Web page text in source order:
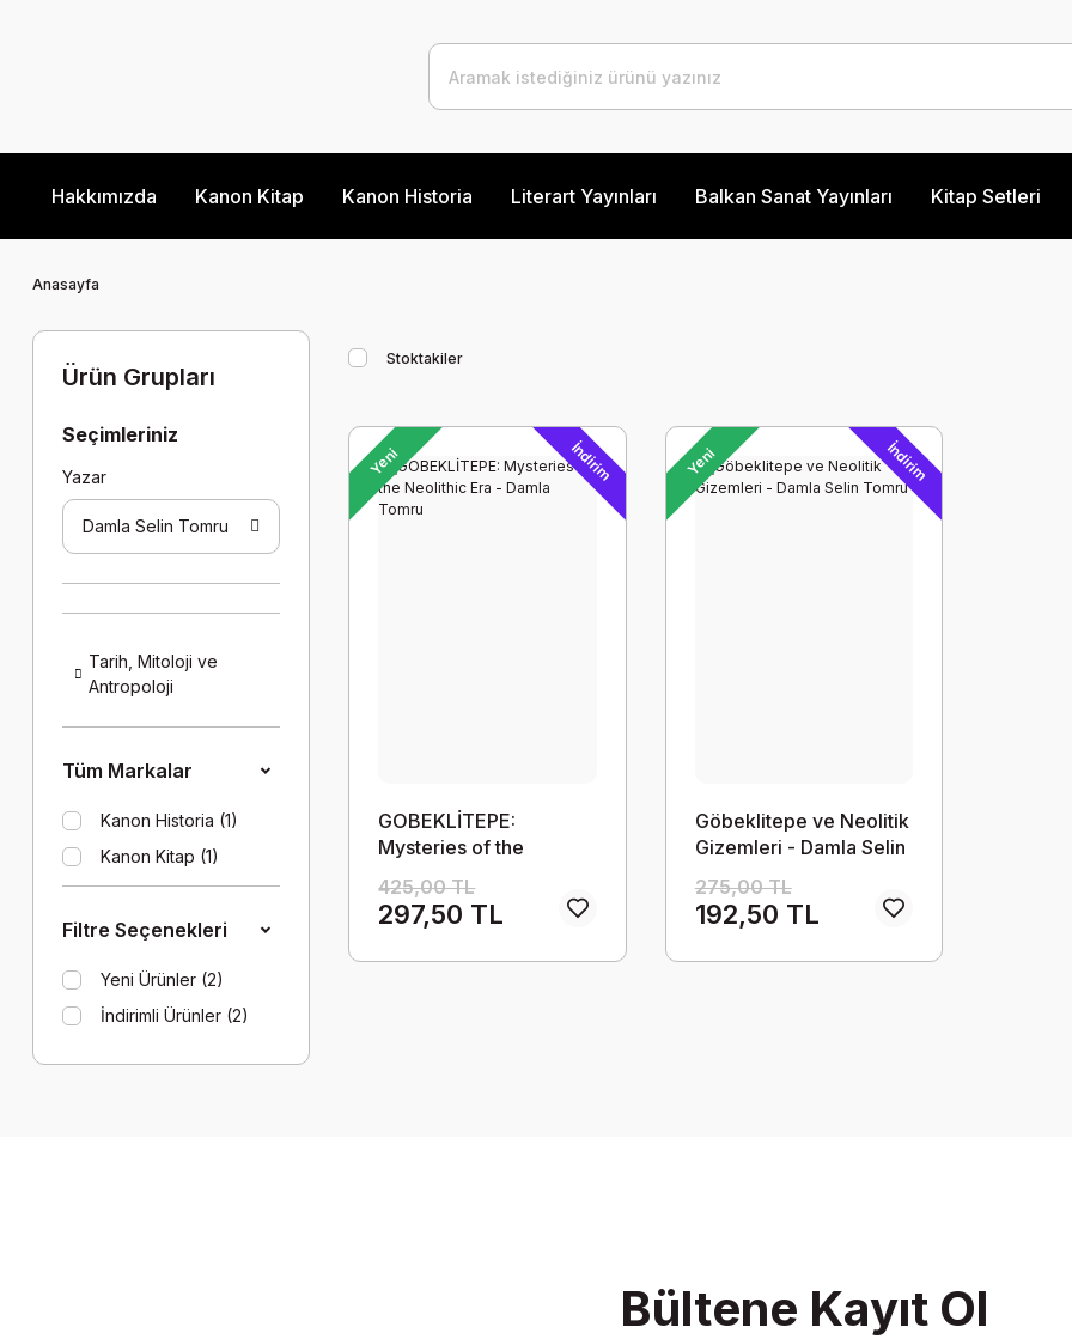
Hakkımızda Kanon Kitap Kanon Historia Literart Yayınları Balkan Sanat Yayınları Kitap Setleri
Anasayfa
Ürün Grupları
Seçimleriniz
Yazar
Damla Selin Tomru
Tarih, Mitoloji ve
Antropoloji
Tüm Markalar
Kanon Historia (1)
Kanon Kitap (1)
Filtre Seçenekleri
Yeni Ürünler (2)
İndirimli Ürünler (2)
Stoktakiler
Yeni İndirim
GOBEKLİTEPE:
Mysteries of the
Tomru
425,00 TL
297,50 TL
Yeni İndirim
Göbeklitepe ve Neolitik
Gizemleri - Damla Selin
275,00 TL
192,50 TL
Bültene Kayıt Ol